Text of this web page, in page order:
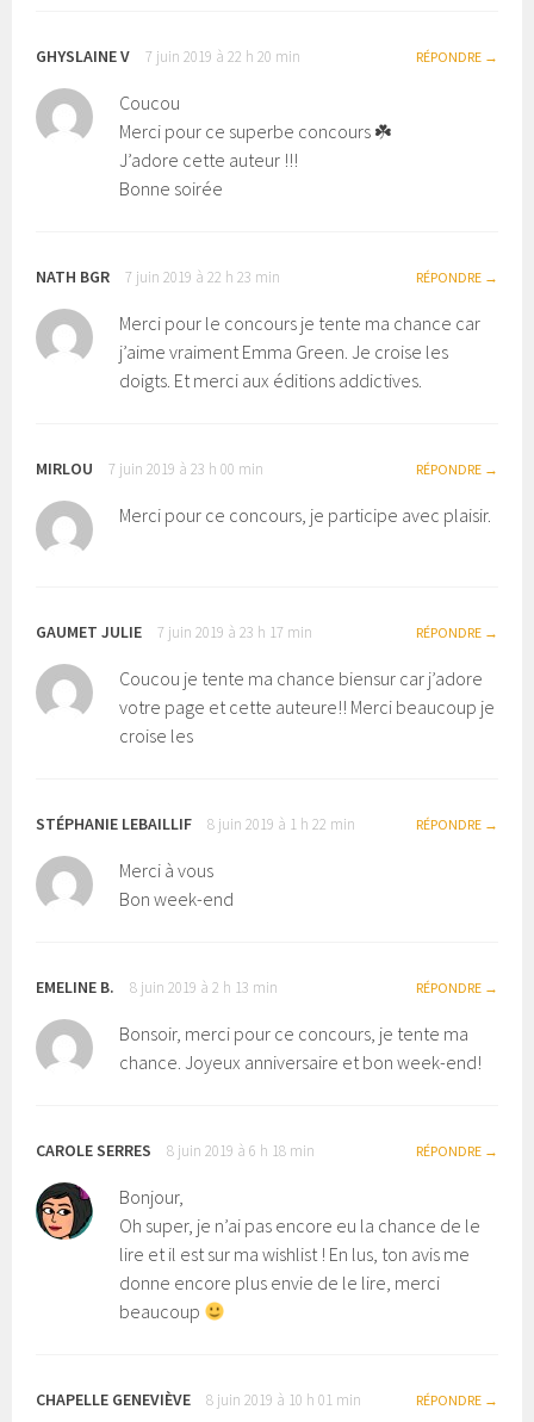
GHYSLAINE V 7 juin 2019 à 22 h 20 min RÉPONDRE
Coucou
Merci pour ce superbe concours ☘️
J’adore cette auteur !!!
Bonne soirée
NATH BGR 7 juin 2019 à 22 h 23 min RÉPONDRE
Merci pour le concours je tente ma chance car
j’aime vraiment Emma Green. Je croise les
doigts. Et merci aux éditions addictives.
MIRLOU 7 juin 2019 à 23 h 00 min RÉPONDRE
Merci pour ce concours, je participe avec plaisir.
GAUMET JULIE 7 juin 2019 à 23 h 17 min RÉPONDRE
Coucou je tente ma chance biensur car j’adore
votre page et cette auteure!! Merci beaucoup je
croise les
STÉPHANIE LEBAILLIF 8 juin 2019 à 1 h 22 min RÉPONDRE
Merci à vous
Bon week-end
EMELINE B. 8 juin 2019 à 2 h 13 min RÉPONDRE
Bonsoir, merci pour ce concours, je tente ma
chance. Joyeux anniversaire et bon week-end!
CAROLE SERRES 8 juin 2019 à 6 h 18 min RÉPONDRE
Bonjour,
Oh super, je n’ai pas encore eu la chance de le
lire et il est sur ma wishlist ! En lus, ton avis me
donne encore plus envie de le lire, merci
beaucoup
CHAPELLE GENEVIÈVE 8 juin 2019 à 10 h 01 min RÉPONDRE